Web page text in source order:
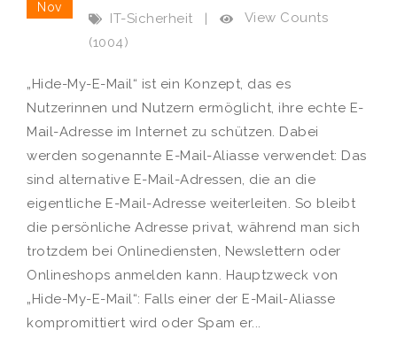
Nov
IT-Sicherheit |
View Counts
(1004)
„Hide-My-E-Mail“ ist ein Konzept, das es
Nutzerinnen und Nutzern ermöglicht, ihre echte E-
Mail-Adresse im Internet zu schützen. Dabei
werden sogenannte E-Mail-Aliasse verwendet: Das
sind alternative E-Mail-Adressen, die an die
eigentliche E-Mail-Adresse weiterleiten. So bleibt
die persönliche Adresse privat, während man sich
trotzdem bei Onlinediensten, Newslettern oder
Onlineshops anmelden kann. Hauptzweck von
„Hide-My-E-Mail“: Falls einer der E-Mail-Aliasse
kompromittiert wird oder Spam er...